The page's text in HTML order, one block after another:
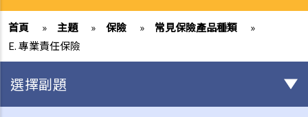
首頁 » 主題 » 保險 » 常見保險產品種類
»
E. 專業責任保險
選擇副題